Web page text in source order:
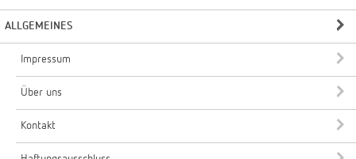
ALLGEMEINES
Impressum
Über uns
Kontakt